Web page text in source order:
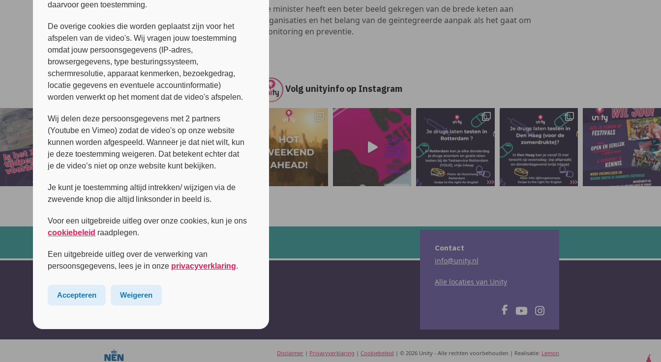
De minister heeft een beter beeld gekregen van de brede keten aan
organisaties en het belang van de geïntegreerde aanpak als het gaat om
monitoring en preventie.
Volg unityinfo op Instagram
Contact
info@unity.nl
Alle locaties van Unity
Disclaimer | Privacyverklaring | Cookiebeleid | © 2026 Unity - Alle rechten voorbehouden | Realisatie: Lemon
daarvoor geen toestemming.
De overige cookies die worden geplaatst zijn voor het
afspelen van de video's. Wij vragen jouw toestemming
omdat jouw persoonsgegevens (IP-adres,
browsergegevens, type besturingssysteem,
schermresolutie, apparaat kenmerken, bezoekgedrag,
locatie gegevens en eventuele accountinformatie)
worden verwerkt op het moment dat de video's afspelen.
Wij delen deze persoonsgegevens met 2 partners
(Youtube en Vimeo) zodat de video's op onze website
kunnen worden afgespeeld. Wanneer je dat niet wilt, kun
je deze toestemming weigeren. Dat betekent echter dat
je de video’s niet op onze website kunt bekijken.
Je kunt je toestemming altijd intrekken/ wijzigen via de
zwevende knop die altijd linksonder in beeld is.
Voor een uitgebreide uitleg over onze cookies, kun je ons
cookiebeleid raadplegen.
Een uitgebreide uitleg over de verwerking van
persoonsgegevens, lees je in onze privacyverklaring.
Accepteren Weigeren